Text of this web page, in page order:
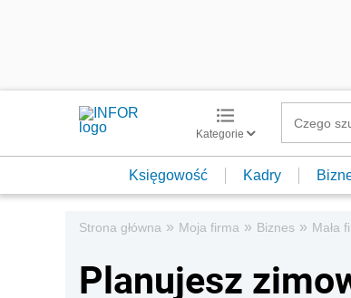
Kategorie
Księgowość Kadry
Strona główna » Moja firma » Biznes » Mała
Planujesz